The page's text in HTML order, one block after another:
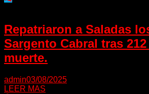
Repatriaron a Saladas
Sargento Cabral tras
muerte.
admin03/08/2025
LEER MAS